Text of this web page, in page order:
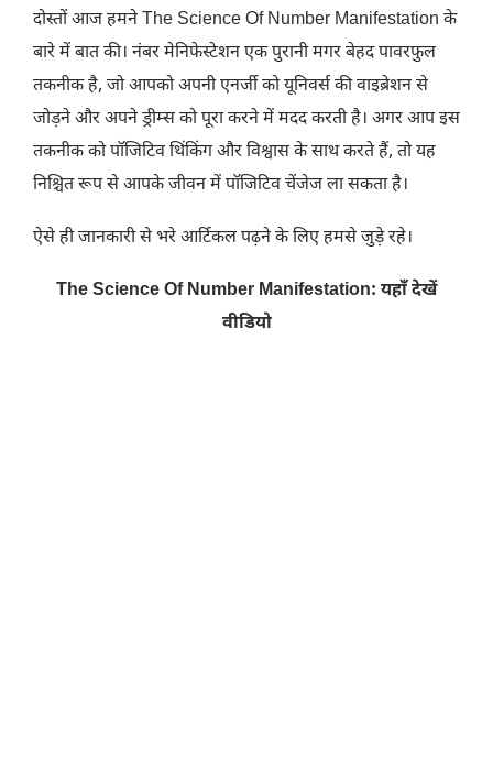
दोस्तों आज हमने The Science Of Number Manifestation के
बारे में बात की। नंबर मेनिफेस्टेशन एक पुरानी मगर बेहद पावरफुल
तकनीक है, जो आपको अपनी एनर्जी को यूनिवर्स की वाइब्रेशन से
जोड़ने और अपने ड्रीम्स को पूरा करने में मदद करती है। अगर आप इस
तकनीक को पॉजिटिव थिंकिंग और विश्वास के साथ करते हैं, तो यह
निश्चित रूप से आपके जीवन में पॉजिटिव चेंजेज ला सकता है।
ऐसे ही जानकारी से भरे आर्टिकल पढ़ने के लिए हमसे जुड़े रहे।
The Science Of Number Manifestation: यहाँ देखें
वीडियो